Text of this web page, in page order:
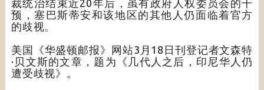
裁统治结束近20年后，虽有政府人权委员会的干
预，塞巴斯蒂安和该地区的其他人仍面临着官方
的歧视。
美国《华盛顿邮报》网站3月18日刊登记者文森特
·贝文斯的文章，题为《几代人之后，印尼华人仍
遭受歧视》。